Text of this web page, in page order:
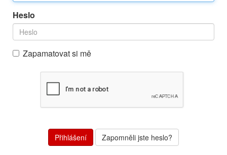
Heslo
Zapamatovat si mě
Zapomněli jste heslo?